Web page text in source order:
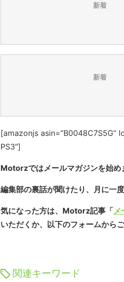
新着
新着
[amazonjs asin=”B0048C7S5G”
PS3″]
Motorzではメールマガジンを始め
編集部の裏話が聞けたり、月に一
気になった方は、Motorz記事「メ
いただくか、以下のフォームから
関連キーワード